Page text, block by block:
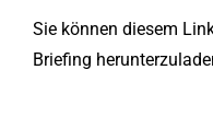
Sie können diesem
Briefing